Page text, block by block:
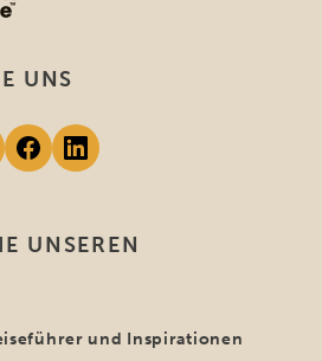
UNSEREN
und Inspirationen
UNS